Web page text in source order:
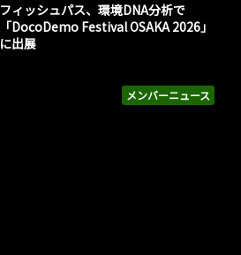
メンバーニュース
フィッシュパス、環境DNA分析で
「DocoDemo Festival OSAKA 2026」
に出展